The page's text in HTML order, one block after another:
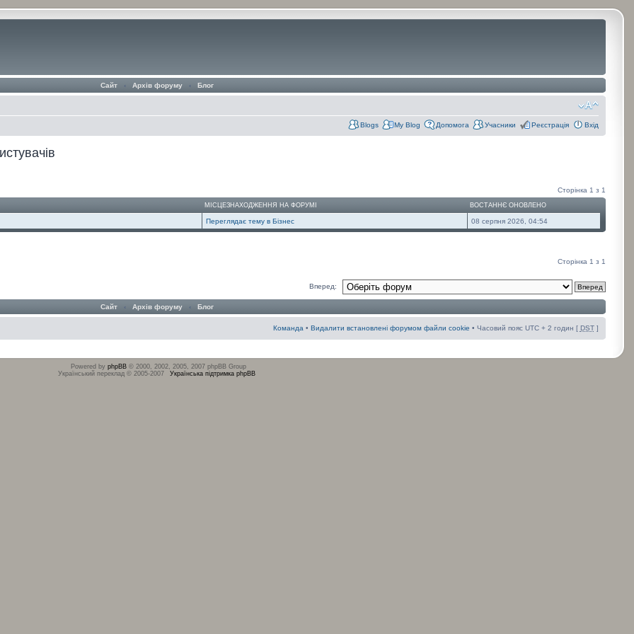
Сайт ‹ Архів форуму ‹ Блог
Blogs My Blog Допомога Учасники Реєстрація Вхід
Сторінка 1 з 1
МІСЦЕЗНАХОДЖЕННЯ НА ФОРУМІ ВОСТАННЄ ОНОВЛЕНО
Переглядає тему в Бізнес 08 серпня 2026, 04:54
Сторінка 1 з 1
Вперед:
Сайт ‹ Архів форуму ‹ Блог
Команда• Видалити встановлені форумом файли cookie • Часовий пояс UTC + 2 годин [ DST]
Powered by phpBB © 2000, 2002, 2005, 2007 phpBB Group
Український переклад © 2005-2007
Українська підтримка phpBB